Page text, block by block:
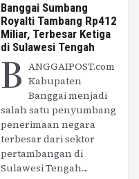
Banggai Sumbang
Royalti Tambang Rp412
Miliar, Terbesar Ketiga
di Sulawesi Tengah
B ANGGAIPOST.com
Kabupaten
Banggai menjadi
salah satu penyumbang
penerimaan negara
terbesar dari sektor
pertambangan di
Sulawesi Tengah....